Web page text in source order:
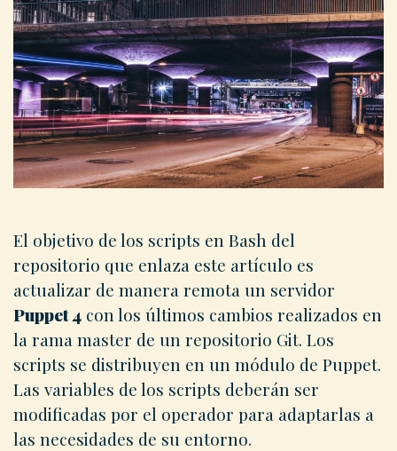
El objetivo de los scripts en Bash del
repositorio que enlaza este artículo es
actualizar de manera remota un servidor
Puppet 4 con los últimos cambios realizados en
la rama master de un repositorio Git. Los
scripts se distribuyen en un módulo de Puppet.
Las variables de los scripts deberán ser
modificadas por el operador para adaptarlas a
las necesidades de su entorno.